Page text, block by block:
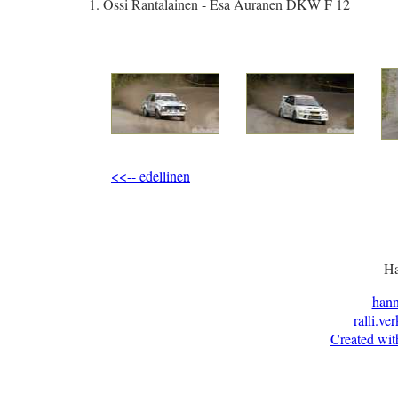
1. Ossi Rantalainen - Esa Auranen DKW F 12
<<-- edellinen
Created